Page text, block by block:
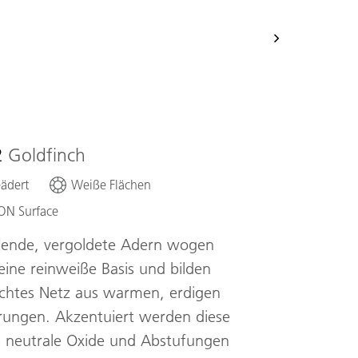
Goldfinch
Weiße Flächen
Surface
vergoldete Adern wogen
reinweiße Basis und bilden
Netz aus warmen, erdigen
Akzentuiert werden diese
neutrale Oxide und Abstufungen